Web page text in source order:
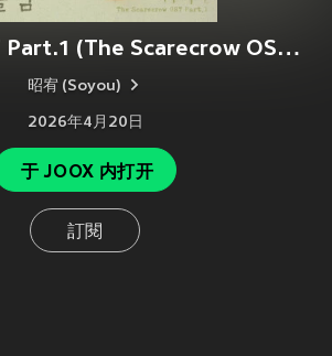
허수아비 OST Part.1 (The Scarecrow OST Part.1)
昭宥 (Soyou)
2026年4月20日
于 JOOX 内打开
訂閱